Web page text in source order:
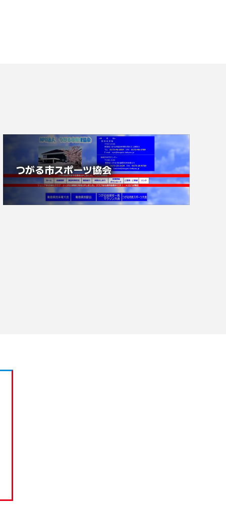
つがる市スポーツ協会